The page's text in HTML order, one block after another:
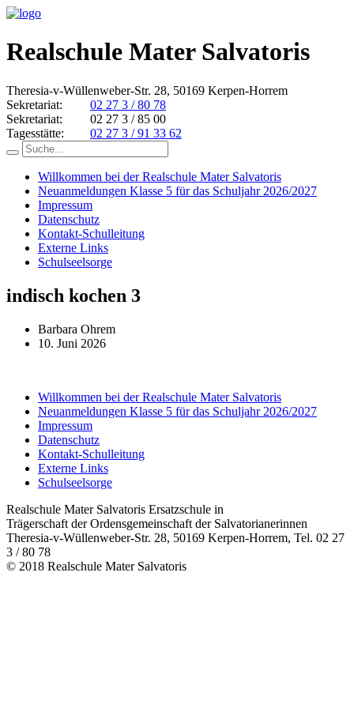
Realschule Mater Salvatoris
Theresia-v-Wüllenweber-Str. 28, 50169 Kerpen-Horrem
Sekretariat:
02 27 3 / 80 78
Sekretariat:
02 27 3 / 85 00
Tagesstätte:
02 27 3 / 91 33 62
Willkommen bei der Realschule Mater Salvatoris
Neuanmeldungen Klasse 5 für das Schuljahr 2026/2027
Impressum
Datenschutz
Kontakt-Schulleitung
Externe Links
Schulseelsorge
indisch kochen 3
Barbara Ohrem
10. Juni 2026
Willkommen bei der Realschule Mater Salvatoris
Neuanmeldungen Klasse 5 für das Schuljahr 2026/2027
Impressum
Datenschutz
Kontakt-Schulleitung
Externe Links
Schulseelsorge
Realschule Mater Salvatoris Ersatzschule in
Trägerschaft der Ordensgemeinschaft der Salvatorianerinnen
Theresia-v-Wüllenweber-Str. 28, 50169 Kerpen-Horrem, Tel. 02 27
3 / 80 78
© 2018 Realschule Mater Salvatoris